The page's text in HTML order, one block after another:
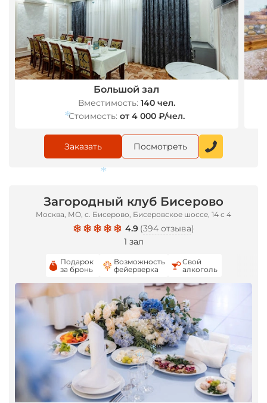
Большой зал
Вместимость: 140 чел.
Стоимость: от 4 000 ₽/чел.
Заказать Посмотреть
Загородный клуб Бисерово
Москва, МО, с. Бисерово, Бисеровское шоссе, 14 с 4
4.9 (394 отзыва)
1 зал
Подарок
за бронь
Возможность
фейерверка
Свой
алкоголь
*